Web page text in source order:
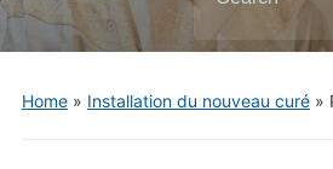
mobile
menu
for:
Home» Installation du nouveau curé»